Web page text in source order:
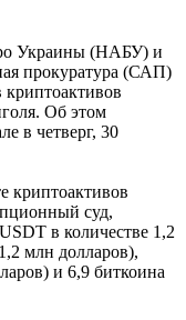
Украины (НАБУ) и
прокуратура (САП)
криптоактивов
Об этом
в четверг, 30
криптоактивов
суд,
в количестве 1,2
млн долларов),
и 6,9 биткоина